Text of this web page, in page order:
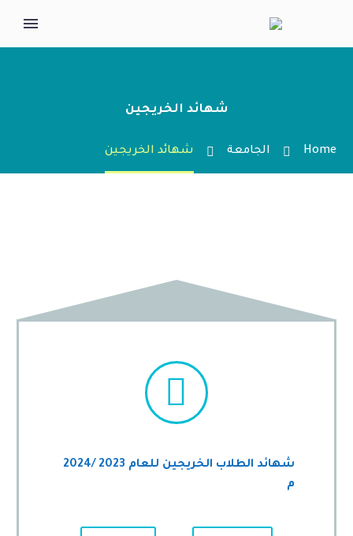
شهائد الخريجين
Home الجامعة شهائد الخريجين


شهائد الطلاب الخريجين للعام 2023 /2024
م